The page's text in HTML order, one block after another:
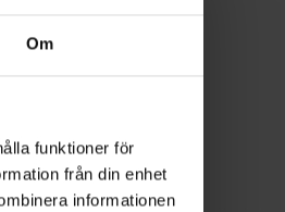
Om
funktioner för
från din enhet
informationen
FFC:s
granskas med
gäng på